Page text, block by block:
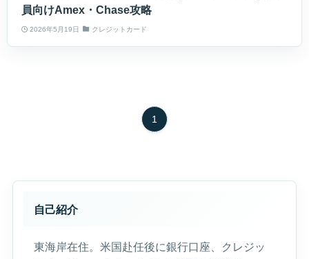
員向けAmex・Chase攻略
2026年5月19日 クレジットカード
1
自己紹介
東海岸在住。米国赴任後に銀行口座、クレジッ